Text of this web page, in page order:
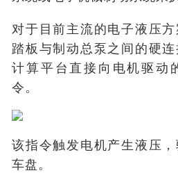
对于目前主流的电子液压
踏板与制动总泵之间的硬
计算平台直接向电机驱动
令。
该指令触发电机产生液压
车盘。